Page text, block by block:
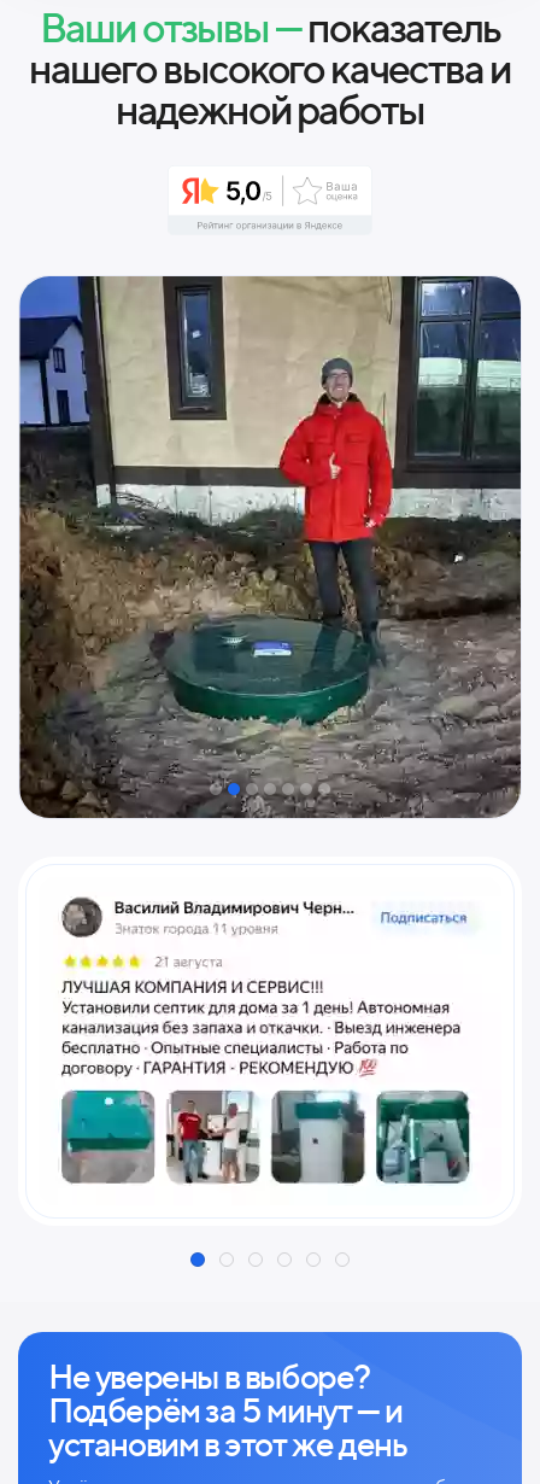
Ваши отзывы —показатель
нашего высокого качества и
надежной работы
Не уверены в выборе?
Подберём за 5 минут — и
установим в этот же день